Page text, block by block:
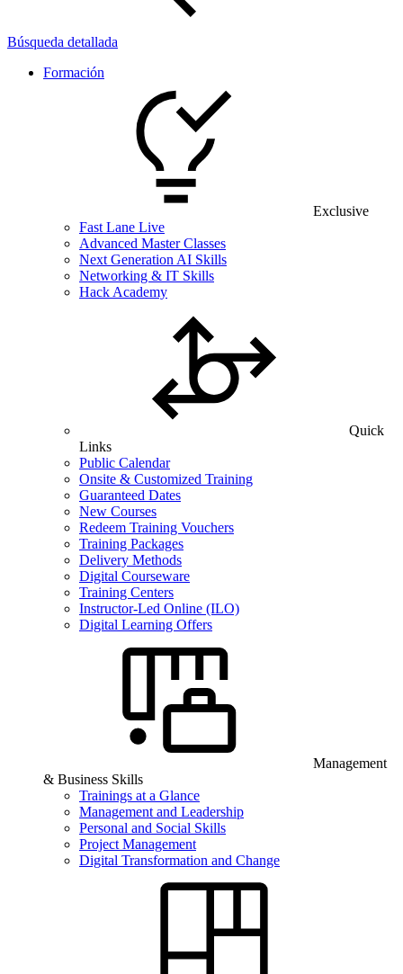
Búsqueda detallada
Formación
Exclusive
Fast Lane Live
Advanced Master Classes
Next Generation AI Skills
Networking & IT Skills
Hack Academy
Quick
Links
Public Calendar
Onsite & Customized Training
Guaranteed Dates
New Courses
Redeem Training Vouchers
Training Packages
Delivery Methods
Digital Courseware
Training Centers
Instructor-Led Online (ILO)
Digital Learning Offers
Management
& Business Skills
Trainings at a Glance
Management and Leadership
Personal and Social Skills
Project Management
Digital Transformation and Change